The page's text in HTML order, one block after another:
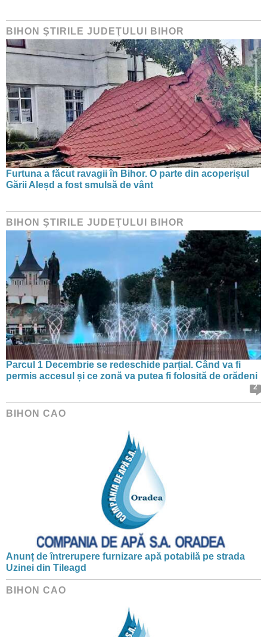
BIHON ŞTIRILE JUDEŢULUI BIHOR
Furtuna a făcut ravagii în Bihor. O parte din acoperișul
Gării Aleșd a fost smulsă de vânt
BIHON ŞTIRILE JUDEŢULUI BIHOR
Parcul 1 Decembrie se redeschide parțial. Când va fi
permis accesul și ce zonă va putea fi folosită de orădeni
2
BIHON CAO
Anunț de întrerupere furnizare apă potabilă pe strada
Uzinei din Tileagd
BIHON CAO